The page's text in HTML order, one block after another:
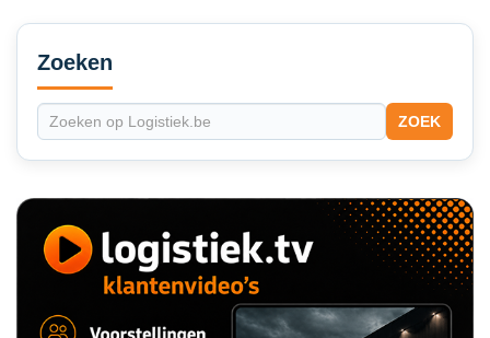
Secondary
Sidebar
Zoeken
ZOEK